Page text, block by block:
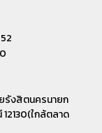
รังสิตนครนายก
ใกล้ตลาด